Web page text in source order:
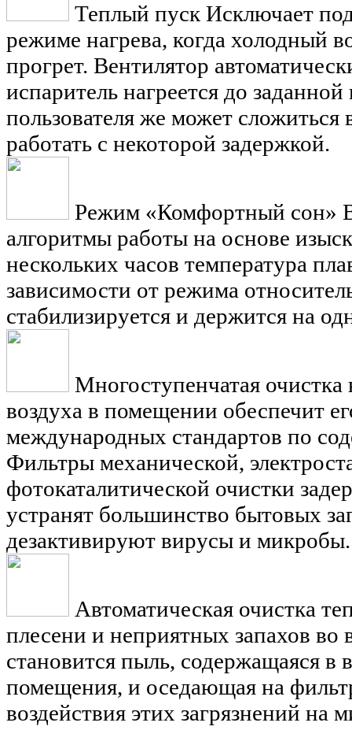
Теплый пуск Исключает
режиме нагрева, когда холодный
прогрет. Вентилятор
испаритель нагреется до
пользователя же может
работать с некоторой задержкой.
Режим «Комфортный сон»
алгоритмы работы на основе
нескольких часов температура
зависимости от режима
стабилизируется и держится на
Многоступенчатая очистка
воздуха в помещении обеспечит
международных стандартов по
Фильтры механической,
фотокаталитической очистки
устранят большинство бытовых
дезактивируют вирусы и микробы.
Автоматическая очистка
плесени и неприятных запахов
становится пыль, содержащаяся
помещения, и оседающая на
воздействия этих загрязнений